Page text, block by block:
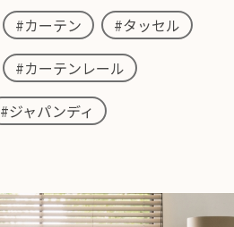
#カーテン
#タッセル
#カーテンレール
#ジャパンディ